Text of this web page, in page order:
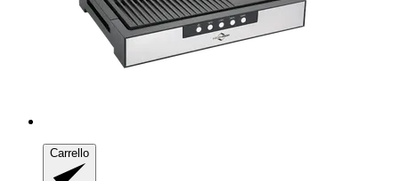
Carrello